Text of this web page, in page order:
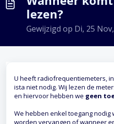
lezen?
Gewijzigd op Di, 25
U heeft radiofrequentiemeters,
ista niet nodig. Wij lezen de
en hiervoor hebben we geen
We hebben enkel toegang
worden vervangen of wanneer